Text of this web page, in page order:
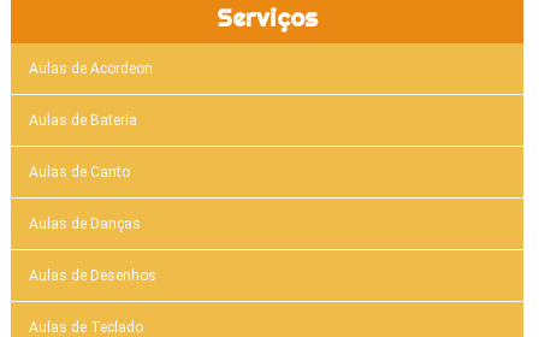
Serviços
Aulas de Acordeon
Aulas de Bateria
Aulas de Canto
Aulas de Danças
Aulas de Desenhos
Aulas de Teclado